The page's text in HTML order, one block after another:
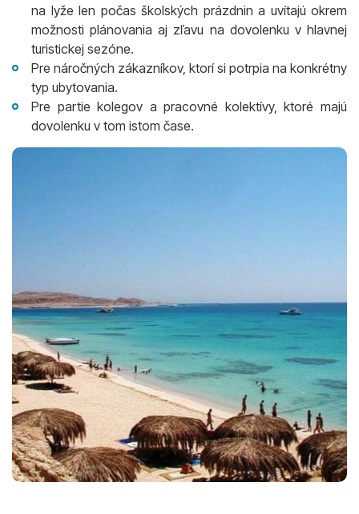
na lyže len počas školských prázdnin a uvítajú okrem
možnosti plánovania aj zľavu na dovolenku v hlavnej
turistickej sezóne.
Pre náročných zákazníkov, ktorí si potrpia na konkrétny
typ ubytovania.
Pre partie kolegov a pracovné kolektívy, ktoré majú
dovolenku v tom istom čase.